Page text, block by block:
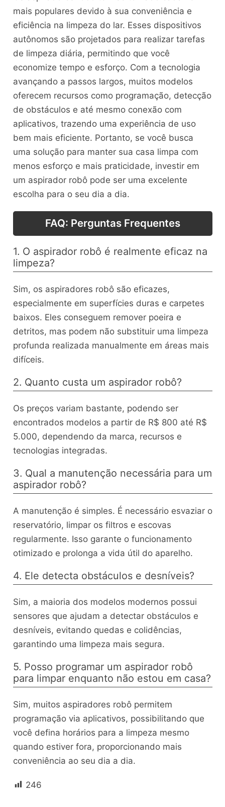
mais populares devido à sua conveniência e
eficiência na limpeza do lar. Esses dispositivos
autônomos são projetados para realizar tarefas
de limpeza diária, permitindo que você
economize tempo e esforço. Com a tecnologia
avançando a passos largos, muitos modelos
oferecem recursos como programação, detecção
de obstáculos e até mesmo conexão com
aplicativos, trazendo uma experiência de uso
bem mais eficiente. Portanto, se você busca
uma solução para manter sua casa limpa com
menos esforço e mais praticidade, investir em
um aspirador robô pode ser uma excelente
escolha para o seu dia a dia.
FAQ: Perguntas Frequentes
1. O aspirador robô é realmente eficaz na
limpeza?
Sim, os aspiradores robô são eficazes,
especialmente em superfícies duras e carpetes
baixos. Eles conseguem remover poeira e
detritos, mas podem não substituir uma limpeza
profunda realizada manualmente em áreas mais
difíceis.
2. Quanto custa um aspirador robô?
Os preços variam bastante, podendo ser
encontrados modelos a partir de R$ 800 até R$
5.000, dependendo da marca, recursos e
tecnologias integradas.
3. Qual a manutenção necessária para um
aspirador robô?
A manutenção é simples. É necessário esvaziar o
reservatório, limpar os filtros e escovas
regularmente. Isso garante o funcionamento
otimizado e prolonga a vida útil do aparelho.
4. Ele detecta obstáculos e desníveis?
Sim, a maioria dos modelos modernos possui
sensores que ajudam a detectar obstáculos e
desníveis, evitando quedas e colidências,
garantindo uma limpeza mais segura.
5. Posso programar um aspirador robô
para limpar enquanto não estou em casa?
Sim, muitos aspiradores robô permitem
programação via aplicativos, possibilitando que
você defina horários para a limpeza mesmo
quando estiver fora, proporcionando mais
conveniência ao seu dia a dia.
246